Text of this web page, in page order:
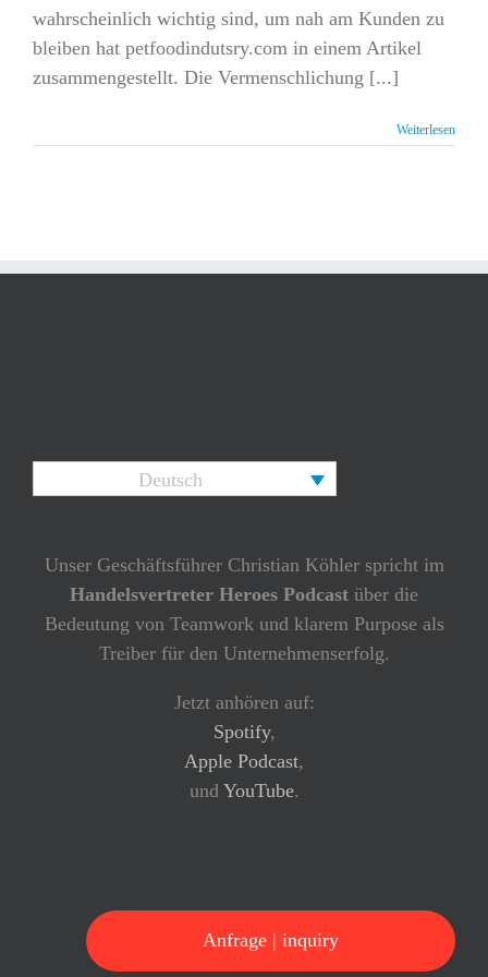
wahrscheinlich wichtig sind, um nah am Kunden zu
bleiben hat petfoodindutsry.com in einem Artikel
zusammengestellt. Die Vermenschlichung [...]
Weiterlesen
Deutsch
Unser Geschäftsführer Christian Köhler spricht im
Handelsvertreter Heroes Podcast über die
Bedeutung von Teamwork und klarem Purpose als
Treiber für den Unternehmenserfolg.
Jetzt anhören auf:
Spotify,
Apple Podcast,
und YouTube.
Anfrage | inquiry